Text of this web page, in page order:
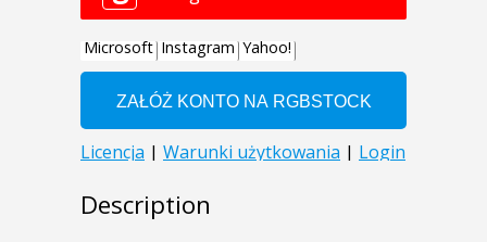
Description